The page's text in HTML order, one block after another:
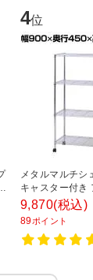
4位
メタルマルチシ
キャスター付き
き ラック シェ
ス収納 使い方ア
900×奥行450×
9,870(税込)
89ポイント